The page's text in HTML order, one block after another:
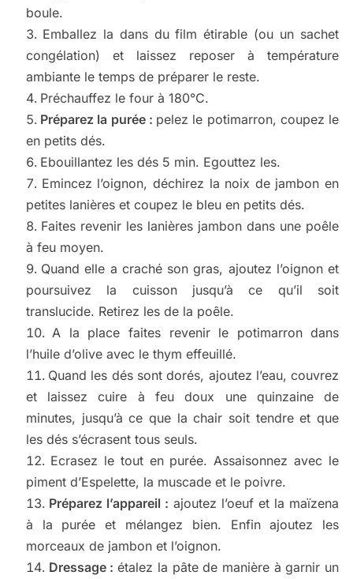
boule.
Emballez la dans du film étirable (ou un sachet
congélation) et laissez reposer à température
ambiante le temps de préparer le reste.
Préchauffez le four à 180°C.
Préparez la purée : pelez le potimarron, coupez le
en petits dés.
Ebouillantez les dés 5 min. Egouttez les.
Emincez l’oignon, déchirez la noix de jambon en
petites lanières et coupez le bleu en petits dés.
Faites revenir les lanières jambon dans une poêle
à feu moyen.
Quand elle a craché son gras, ajoutez l’oignon et
poursuivez la cuisson jusqu’à ce qu’il soit
translucide. Retirez les de la poêle.
A la place faites revenir le potimarron dans
l’huile d’olive avec le thym effeuillé.
Quand les dés sont dorés, ajoutez l’eau, couvrez
et laissez cuire à feu doux une quinzaine de
minutes, jusqu’à ce que la chair soit tendre et que
les dés s’écrasent tous seuls.
Ecrasez le tout en purée. Assaisonnez avec le
piment d’Espelette, la muscade et le poivre.
Préparez l’appareil : ajoutez l’oeuf et la maïzena
à la purée et mélangez bien. Enfin ajoutez les
morceaux de jambon et l’oignon.
Dressage :étalez la pâte de manière à garnir un